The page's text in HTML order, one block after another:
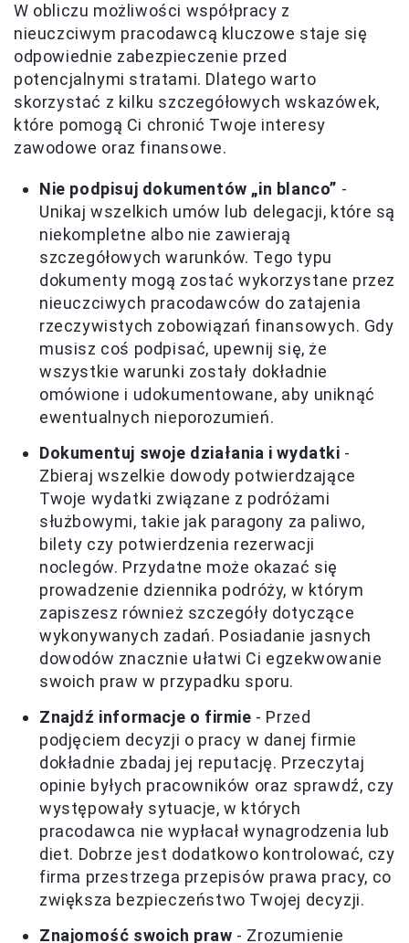
W obliczu możliwości współpracy z
nieuczciwym pracodawcą kluczowe staje się
odpowiednie zabezpieczenie przed
potencjalnymi stratami. Dlatego warto
skorzystać z kilku szczegółowych wskazówek,
które pomogą Ci chronić Twoje interesy
zawodowe oraz finansowe.
Nie podpisuj dokumentów „in blanco” -
Unikaj wszelkich umów lub delegacji, które są
niekompletne albo nie zawierają
szczegółowych warunków. Tego typu
dokumenty mogą zostać wykorzystane przez
nieuczciwych pracodawców do zatajenia
rzeczywistych zobowiązań finansowych. Gdy
musisz coś podpisać, upewnij się, że
wszystkie warunki zostały dokładnie
omówione i udokumentowane, aby uniknąć
ewentualnych nieporozumień.
Dokumentuj swoje działania i wydatki -
Zbieraj wszelkie dowody potwierdzające
Twoje wydatki związane z podróżami
służbowymi, takie jak paragony za paliwo,
bilety czy potwierdzenia rezerwacji
noclegów. Przydatne może okazać się
prowadzenie dziennika podróży, w którym
zapiszesz również szczegóły dotyczące
wykonywanych zadań. Posiadanie jasnych
dowodów znacznie ułatwi Ci egzekwowanie
swoich praw w przypadku sporu.
Znajdź informacje o firmie - Przed
podjęciem decyzji o pracy w danej firmie
dokładnie zbadaj jej reputację. Przeczytaj
opinie byłych pracowników oraz sprawdź, czy
występowały sytuacje, w których
pracodawca nie wypłacał wynagrodzenia lub
diet. Dobrze jest dodatkowo kontrolować, czy
firma przestrzega przepisów prawa pracy, co
zwiększa bezpieczeństwo Twojej decyzji.
Znajomość swoich praw - Zrozumienie